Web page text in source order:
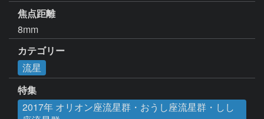
焦点距離
8mm
カテゴリー
流星
特集
2017年 オリオン座流星群・おうし座流星群・しし